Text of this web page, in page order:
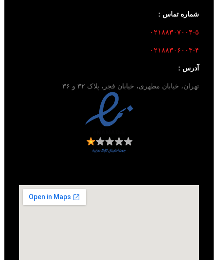
شماره تماس :
۰۲۱۸۸۳۰۷۰۰۴-۵
۰۲۱۸۸۳۰۶۰۰۳-۴
آدرس :
تهران، خیابان مطهری، خیابان فجر، پلاک ۳۲ و ۳۶